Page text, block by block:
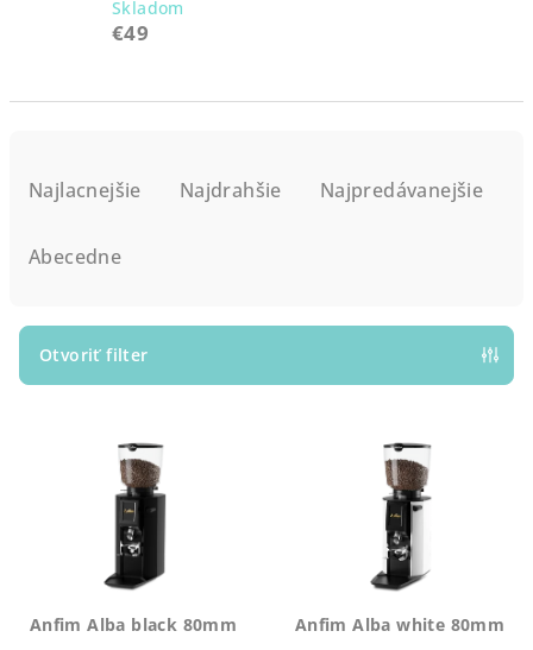
Skladom
€49
p
Najlacnejšie Najdrahšie Najpredávanejšie
Abecedne
Otvoriť filter
Anfim Alba black 80mm Anfim Alba white 80mm